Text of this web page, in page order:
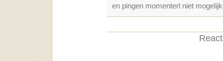
en pingen momenterl niet